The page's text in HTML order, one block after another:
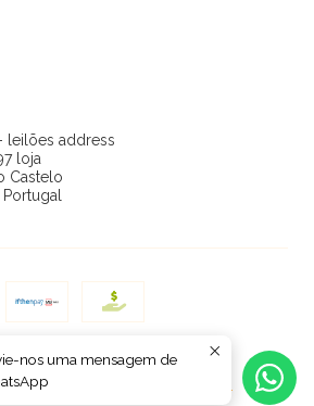
leilões address
loja
Castelo
- leilões .
Com tecnologia Jumpseller
nos uma mensagem de